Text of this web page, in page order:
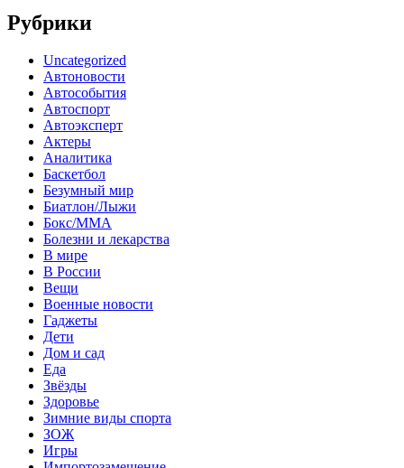
Рубрики
Uncategorized
Автоновости
Автособытия
Автоспорт
Автоэксперт
Актеры
Аналитика
Баскетбол
Безумный мир
Биатлон/Лыжи
Бокс/MMA
Болезни и лекарства
В мире
В России
Вещи
Военные новости
Гаджеты
Дети
Дом и сад
Еда
Звёзды
Здоровье
Зимние виды спорта
ЗОЖ
Игры